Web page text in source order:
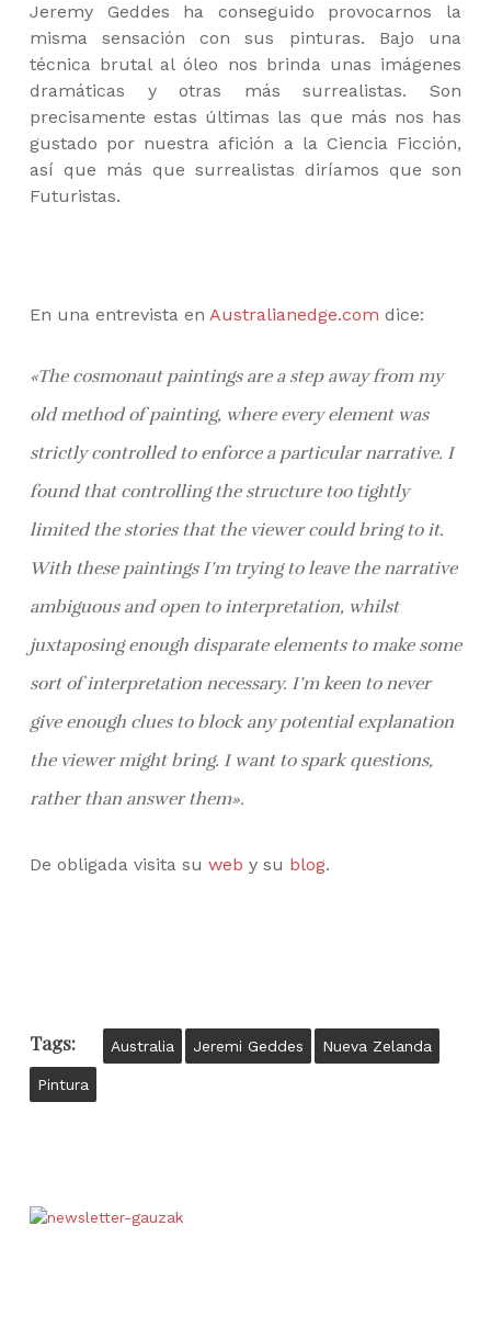
Jeremy Geddes ha conseguido provocarnos la
misma sensación con sus pinturas. Bajo una
técnica brutal al óleo nos brinda unas imágenes
dramáticas y otras más surrealistas. Son
precisamente estas últimas las que más nos has
gustado por nuestra afición a la Ciencia Ficción,
así que más que surrealistas diríamos que son
Futuristas.
En una entrevista en Australianedge.com dice:
«The cosmonaut paintings are a step away from my
old method of painting, where every element was
strictly controlled to enforce a particular narrative. I
found that controlling the structure too tightly
limited the stories that the viewer could bring to it.
With these paintings I’m trying to leave the narrative
ambiguous and open to interpretation, whilst
juxtaposing enough disparate elements to make some
sort of interpretation necessary. I’m keen to never
give enough clues to block any potential explanation
the viewer might bring. I want to spark questions,
rather than answer them».
De obligada visita su web y su blog.
Tags: Australia Jeremi Geddes Nueva Zelanda
Pintura